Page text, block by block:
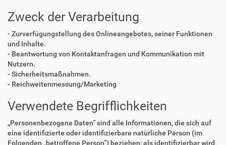
Zweck der Verarbeitung
- Zurverfügungstellung des Onlineangebotes, seiner Funktionen
und Inhalte.
- Beantwortung von Kontaktanfragen und Kommunikation mit
Nutzern.
- Sicherheitsmaßnahmen.
- Reichweitenmessung/Marketing
Verwendete Begrifflichkeiten
„Personenbezogene Daten“ sind alle Informationen, die sich auf
eine identifizierte oder identifizierbare natürliche Person (im
Folgenden „betroffene Person“) beziehen; als identifizierbar wird